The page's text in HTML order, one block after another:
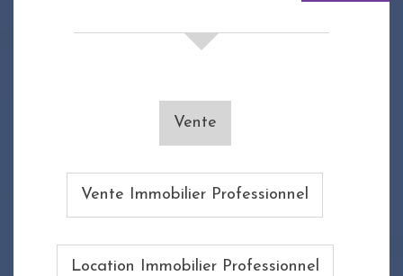
Vente
Vente Immobilier Professionnel
Location Immobilier Professionnel